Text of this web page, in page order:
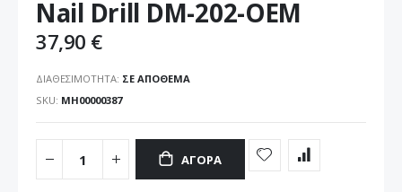
Nail Drill DM-202-OEM
37,90 €
ΔΙΑΘΕΣΙΜΌΤΗΤΑ: ΣΕ ΑΠΌΘΕΜΑ
SKU ΜΗ00000387
ΑΓΟΡΆ